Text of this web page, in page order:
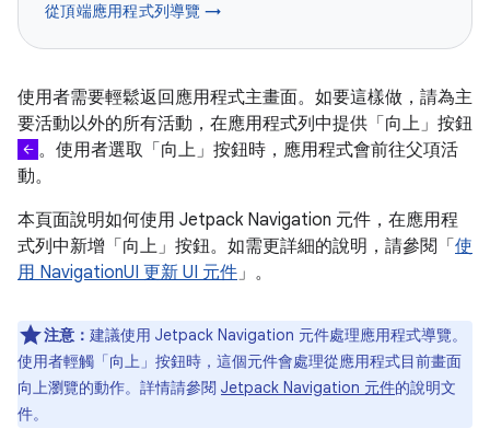
從頂端應用程式列導覽 →
使用者需要輕鬆返回應用程式主畫面。如要這樣做，請為主
要活動以外的所有活動，在應用程式列中提供「向上」 按鈕
。使用者選取「向上」按鈕時，應用程式會前往父項活
動。
本頁面說明如何使用 Jetpack Navigation 元件，在應用程
式列中新增「向上」按鈕。如需更詳細的說明，請參閱「 使
用 NavigationUI 更新 UI 元件」。
注意： 建議使用 Jetpack Navigation 元件處理應用程式導覽。
使用者輕觸「向上」按鈕時，這個元件會處理從應用程式目前畫面
向上瀏覽的動作。詳情請參閱 Jetpack Navigation 元件的說明文
件。